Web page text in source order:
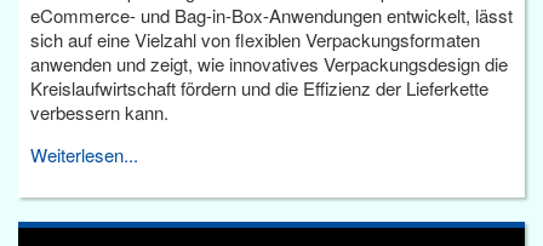
eCommerce- und Bag-in-Box-Anwendungen entwickelt, lässt
sich auf eine Vielzahl von flexiblen Verpackungsformaten
anwenden und zeigt, wie innovatives Verpackungsdesign die
Kreislaufwirtschaft fördern und die Effizienz der Lieferkette
verbessern kann.
Weiterlesen...